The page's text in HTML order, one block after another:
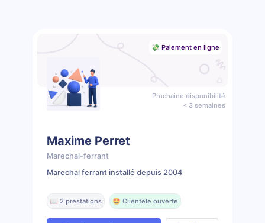
💸 Paiement en ligne
Prochaine disponibilité
< 3 semaines
Maxime Perret
Marechal-ferrant
Marechal ferrant installé depuis 2004
📖 2 prestations 🤩 Clientèle ouverte